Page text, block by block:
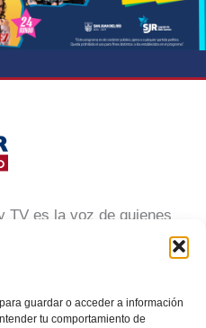
guardar o acceder a información
tu comportamiento de
TV es la voz de quienes
y participativo.
con la
de noticias claras,